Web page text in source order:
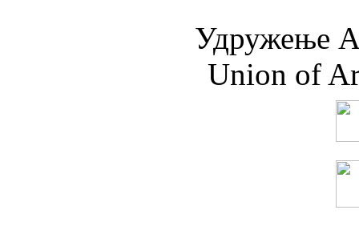
Удружењe
Union of